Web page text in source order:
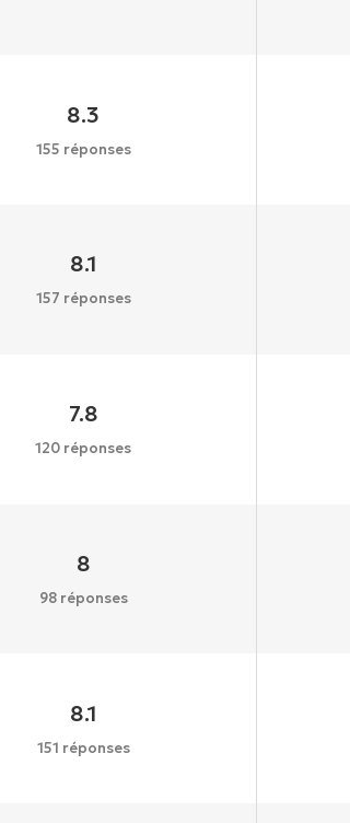
8.3
155 réponses
8.1
157 réponses
7.8
120 réponses
8
98 réponses
8.1
151 réponses